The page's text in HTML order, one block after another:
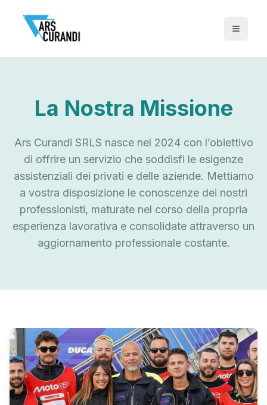
La Nostra Missione
Ars Curandi SRLS nasce nel 2024 con l’obiettivo
di offrire un servizio che soddisfi le esigenze
assistenziali dei privati e delle aziende. Mettiamo
a vostra disposizione le conoscenze dei nostri
professionisti, maturate nel corso della propria
esperienza lavorativa e consolidate attraverso un
aggiornamento professionale costante.